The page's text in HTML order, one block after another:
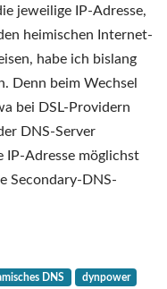
jeweilige IP-Adresse,
heimischen Internet-
habe ich bislang
Denn beim Wechsel
bei DSL-Providern
DNS-Server
IP-Adresse möglichst
Secondary-DNS-
DNS dynpower